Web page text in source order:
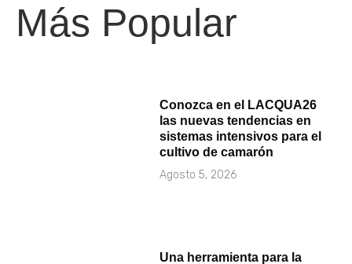
Más Popular
Conozca en el LACQUA26
las nuevas tendencias en
sistemas intensivos para el
cultivo de camarón
Agosto 5, 2026
Una herramienta para la